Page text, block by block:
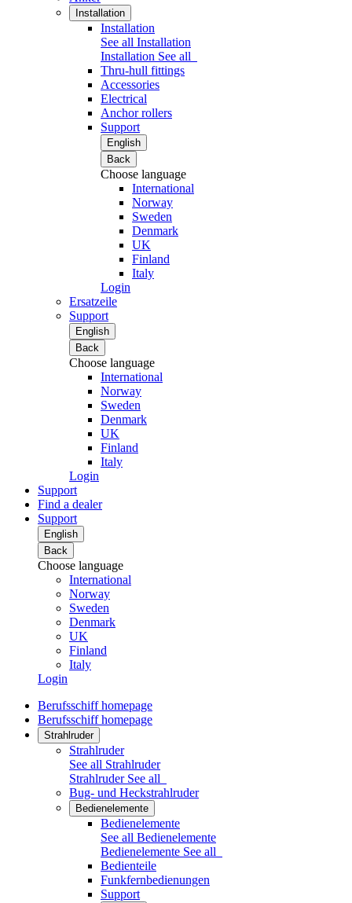
Installation
Installation
See all Installation
Installation See all
Thru-hull fittings
Accessories
Electrical
Anchor rollers
Support
English
Back
Choose language
International
Norway
Sweden
Denmark
UK
Finland
Italy
Login
Ersatzeile
Support
English
Back
Choose language
International
Norway
Sweden
Denmark
UK
Finland
Italy
Login
Support
Find a dealer
Support
English
Back
Choose language
International
Norway
Sweden
Denmark
UK
Finland
Italy
Login
Berufsschiff homepage
Berufsschiff homepage
Strahlruder
Strahlruder
See all Strahlruder
Strahlruder See all
Bug- und Heckstrahlruder
Bedienelemente
Bedienelemente
See all Bedienelemente
Bedienelemente See all
Bedienteile
Funkfernbedienungen
Support